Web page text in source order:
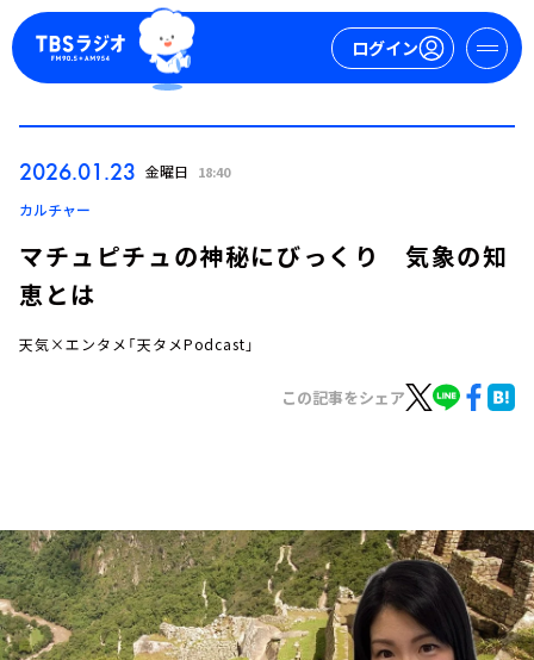
ログイン
お知らせ
イベント・グッズ
YouTube
会社情報
2026.01.23 金曜日 18:40
カルチャー
マチュピチュの神秘にびっくり 気象の知
恵とは
天気×エンタメ「天タメPodcast」
この記事をシェア